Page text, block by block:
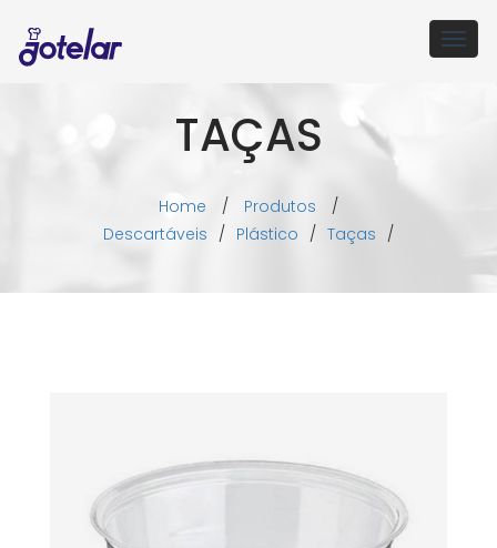
TAÇAS
Home / Produtos
/
Descartáveis / Plástico / Taças /